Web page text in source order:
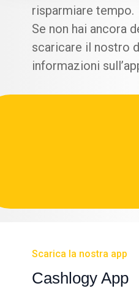
risparmiare tempo.
Se non hai ancora
scaricare il nostro
informazioni
Scarica la nostra app
Cashlogy App